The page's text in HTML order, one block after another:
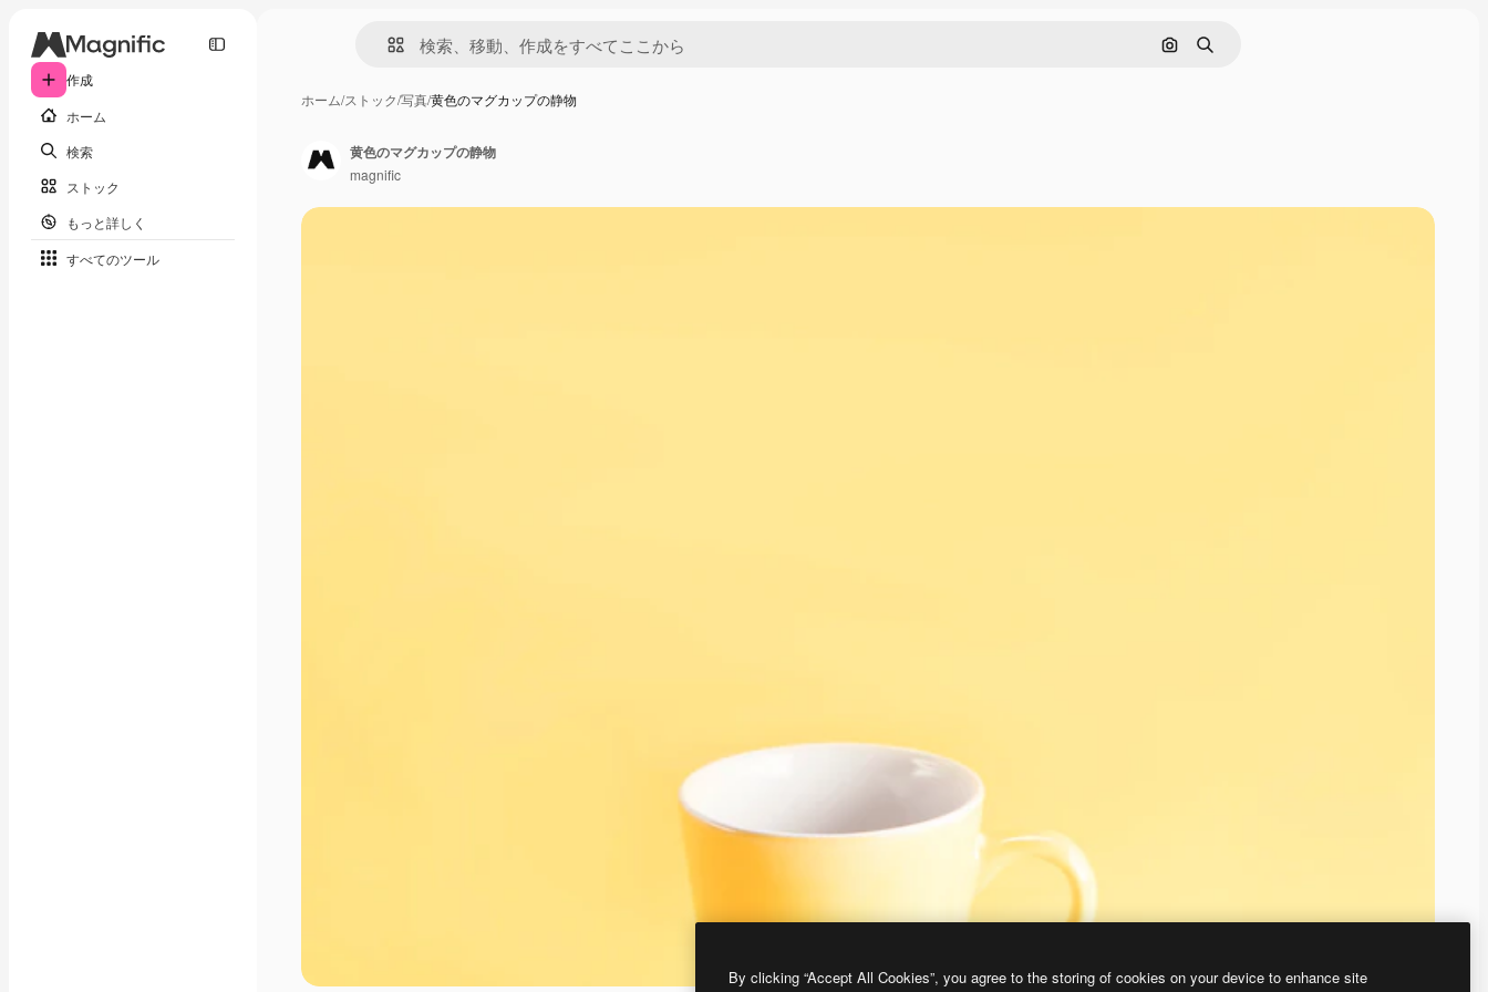
作成
ホーム
検索
ストック
もっと詳しく
すべてのツール
画像で検索
検索
ホーム/ストック/写真/黄色のマグカップの静物
黄色のマグカップの静物
magnific
By clicking “Accept All Cookies”, you agree to the storing of cookies on your device to enhance site